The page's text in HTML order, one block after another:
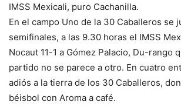
IMSS Mexicali, puro Cachanilla.
En el campo Uno de la 30 Caballeros se
semifinales, a las 9.30 horas el IMSS
Nocaut 11-1 a Gómez Palacio, Du-rango
partido no se parece a otro. En cuatro
adiós a la tierra de los 30 Caballeros,
béisbol con Aroma a café.